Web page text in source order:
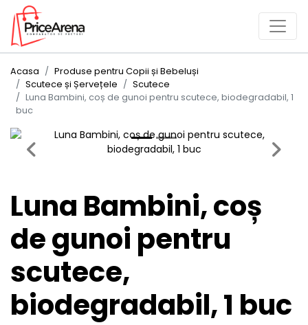
Acasa
Produse pentru Copii și Bebeluși
Scutece și Șervețele
Scutece
Luna Bambini, coș de gunoi pentru scutece, biodegradabil, 1
buc
Previous Next
Luna Bambini, coș
de gunoi pentru
scutece,
biodegradabil, 1 buc